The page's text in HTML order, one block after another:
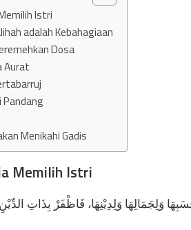
Istri
adalah Kebahagiaan
Dosa
Aurat
Pandang
Menikahi Gadis
Memilih Istri